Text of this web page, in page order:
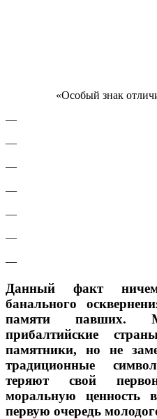
«Особый знак
—
—
—
—
—
—
—
Данный факт
банального
памяти павших.
прибалтийские
памятники, но не
традиционные
теряют свой
моральную ценность
первую очередь